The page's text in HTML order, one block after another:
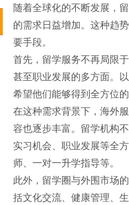
随着全球化的不断发展，
的需求日益增加。这种趋
要手段。
首先，留学服务不再局限
甚至职业发展的多方面。
希望他们能够得到全方位
在这种需求背景下，海外
容也逐步丰富。留学机构
实习机会、职业发展等全
师、一对一升学指导等。
此外，留学圈与外围市场
括文化交流、健康管理、